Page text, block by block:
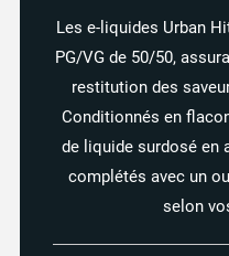
Les e-liquides Urban
PG/VGde 50/50,
restitutiondes
Conditionnés en
de liquidesurdoséen
complétés avec un ou
selon